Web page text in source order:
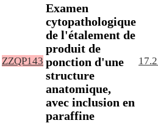
ZZQP143
Examen
cytopathologique
de l'étalement de
produit de
ponction d'une
structure
anatomique,
avec inclusion en
paraffine